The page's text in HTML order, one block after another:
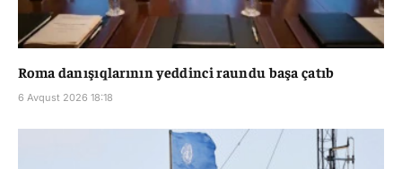
Roma danışıqlarının yeddinci raundu başa çatıb
6 Avqust 2026 18:18